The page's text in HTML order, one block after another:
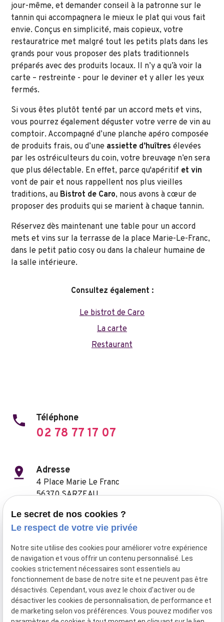
jour-même, et demander conseil à la patronne sur le
tannin qui accompagnera le mieux le plat qui vous fait
envie. Conçus en simplicité, mais copieux, votre
restauratrice met malgré tout les petits plats dans les
grands pour vous proposer des plats traditionnels
préparés avec des produits locaux. Il n’y a qu’à voir la
carte – restreinte - pour le deviner et y aller les yeux
fermés.
Si vous êtes plutôt tenté par un accord mets et vins,
vous pourrez également déguster votre verre de vin au
comptoir. Accompagné d’une planche apéro composée
de produits frais, ou d’une assiette d’huîtres élevées
par les ostréiculteurs du coin, votre breuvage n’en sera
que plus délectable. En effet, parce qu'apéritif et vin
vont de pair et nous rappellent nos plus vieilles
traditions, au Bistrot de Caro, nous avons à cœur de
proposer des produits qui se marient à chaque tannin.
Réservez dès maintenant une table pour un accord
mets et vins sur la terrasse de la place Marie-Le-Franc,
dans le petit patio cosy ou dans la chaleur humaine de
la salle intérieure.
Consultez également :
Le bistrot de Caro
La carte
Restaurant
phone Téléphone
02 78 77 17 07
pin_drop Adresse
4 Place Marie Le Franc
56370 SARZEAU
scatter_plot Réseaux
Le secret de nos cookies ?
Le respect de votre vie privée
Notre site utilise des cookies pour améliorer votre expérience
de navigation et vous offrir un contenu personnalisé. Les
cookies strictement nécessaires sont essentiels au
fonctionnement de base de notre site et ne peuvent pas être
désactivés. Cependant, vous avez le choix d'activer ou de
désactiver les cookies de personnalisation, de performance et
de marketing selon vos préférences. Vous pouvez modifier vos